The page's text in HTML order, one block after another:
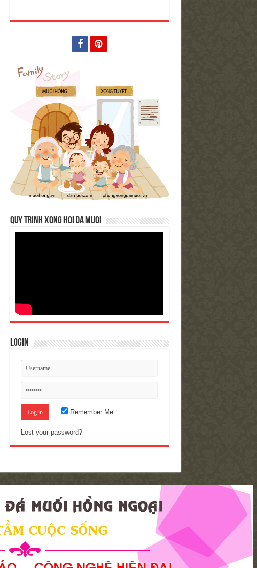
QUY TRINH XONG HOI DA MUOI
Login
Remember Me
Lost your password?